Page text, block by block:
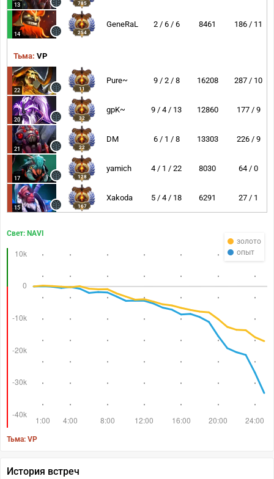
13 785
14 254
GeneRaL 2 / 6 / 6 8461 186 / 11
Тьма: VP
22 11
Pure~ 9 / 2 / 8 16208 287 / 10
20 32
gpK~ 9 / 4 / 13 12860 177 / 9
21 22
DM 6 / 1 / 8 13303 226 / 9
17 128
yamich 4 / 1 / 22 8030 64 / 0
15 167
Xakoda 5 / 4 / 18 6291 27 / 1
золото
опыт
Свет: NAVI
Тьма: VP
История встреч